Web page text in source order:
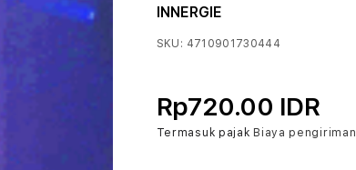
INNERGIE
SKU: 4710901730444
Rp720.00 IDR
Termasuk pajak Biaya pengiriman